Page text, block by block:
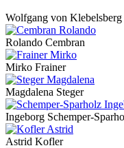
Wolfgang von Klebelsberg
Rolando Cembran
Mirko Frainer
Magdalena Steger
Ingeborg Schemper-
Astrid Kofler